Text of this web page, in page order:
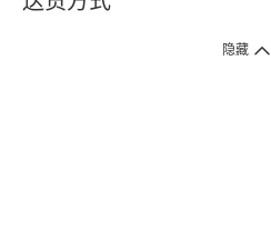
1. 送货到府（受卫生署条例规管产品除外 ）
隐藏